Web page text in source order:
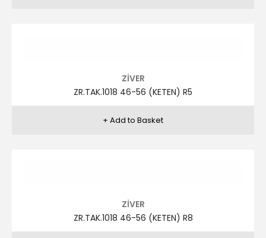
ZİVER
ZR.TAK.1006 46-56 (KETEN) R8
ZİVER